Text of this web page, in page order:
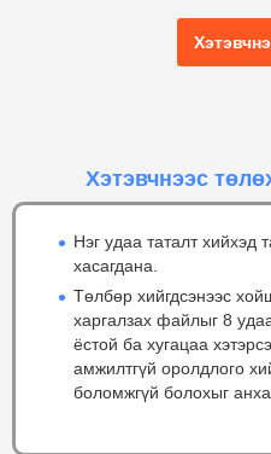
Хэтэвчнээс
Нэг удаа таталт хийхэд
хасагдана.
Төлбөр хийгдсэнээс
харгалзах файлыг 8
ёстой ба хугацаа
амжилтгүй оролдлого
боломжгүй болохыг